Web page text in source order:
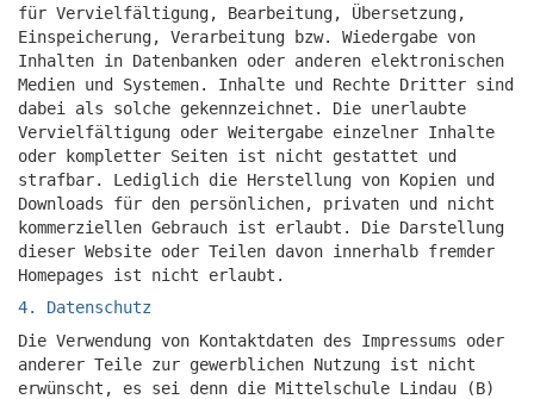
für Vervielfältigung, Bearbeitung, Übersetzung,
Einspeicherung, Verarbeitung bzw. Wiedergabe von
Inhalten in Datenbanken oder anderen elektronischen
Medien und Systemen. Inhalte und Rechte Dritter sind
dabei als solche gekennzeichnet. Die unerlaubte
Vervielfältigung oder Weitergabe einzelner Inhalte
oder kompletter Seiten ist nicht gestattet und
strafbar. Lediglich die Herstellung von Kopien und
Downloads für den persönlichen, privaten und nicht
kommerziellen Gebrauch ist erlaubt. Die Darstellung
dieser Website oder Teilen davon innerhalb fremder
Homepages ist nicht erlaubt.
4. Datenschutz
Die Verwendung von Kontaktdaten des Impressums oder
anderer Teile zur gewerblichen Nutzung ist nicht
erwünscht, es sei denn die Mittelschule Lindau (B)